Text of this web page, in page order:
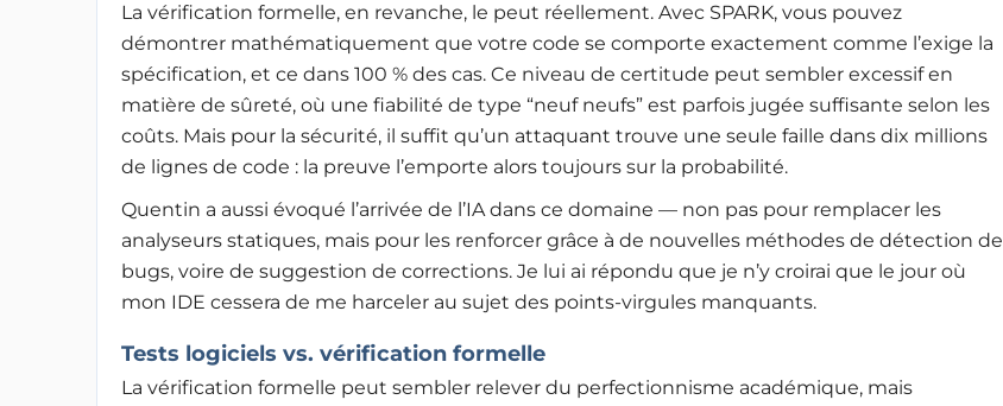
La vérification formelle, en revanche, le peut réellement. Avec SPARK, vous pouvez
démontrer mathématiquement que votre code se comporte exactement comme l’exige la
spécification, et ce dans 100 % des cas. Ce niveau de certitude peut sembler excessif en
matière de sûreté, où une fiabilité de type “neuf neufs” est parfois jugée suffisante selon les
coûts. Mais pour la sécurité, il suffit qu’un attaquant trouve une seule faille dans dix millions
de lignes de code : la preuve l’emporte alors toujours sur la probabilité.
Quentin a aussi évoqué l’arrivée de l’IA dans ce domaine — non pas pour remplacer les
analyseurs statiques, mais pour les renforcer grâce à de nouvelles méthodes de détection de
bugs, voire de suggestion de corrections. Je lui ai répondu que je n’y croirai que le jour où
mon IDE cessera de me harceler au sujet des points-virgules manquants.
Tests logiciels vs. vérification formelle
La vérification formelle peut sembler relever du perfectionnisme académique, mais